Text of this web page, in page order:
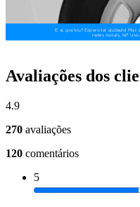
Avaliações dos
4.9
270 avaliações
120 comentários
5